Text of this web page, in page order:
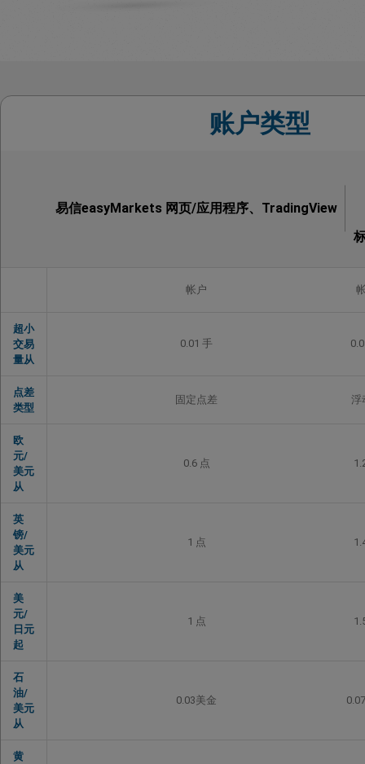
账户类型
易信easyMarkets 网页/应用程序、TradingView
帐户
超小
交易
量从
0.01 手
点差
类型
固定点差 浮
欧
元/
美元
从
0.6 点
英
镑/
美元
从
1 点
美
元/
日元
起
1 点
石
油/
美元
从
0.03美金
黄